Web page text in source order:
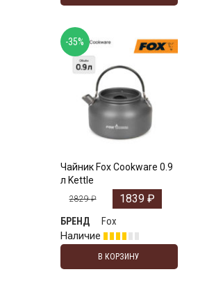
Чайник Fox Cookware 0.9
л Kettle
2829₽ 1839 ₽
БРЕНД
Fox
Наличие
В КОРЗИНУ
-35%